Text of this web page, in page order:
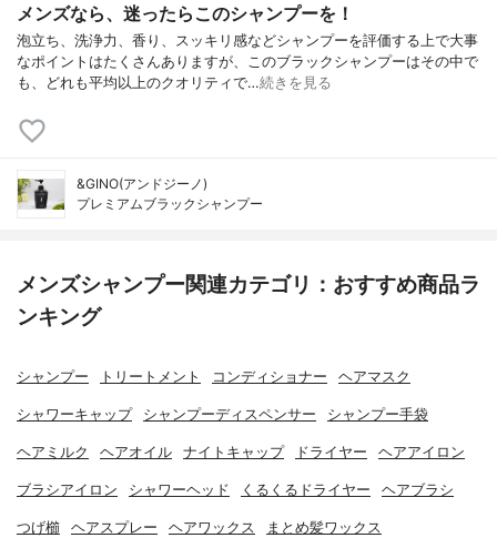
メンズなら、迷ったらこのシャンプーを！
泡立ち、洗浄力、香り、スッキリ感などシャンプーを評価する上で大事
なポイントはたくさんありますが、このブラックシャンプーはその中で
も、どれも平均以上のクオリティで…続きを見る
&GINO(アンドジーノ)
プレミアムブラックシャンプー
メンズシャンプー関連カテゴリ：おすすめ商品ラ
ンキング
シャンプー トリートメント コンディショナー ヘアマスク
シャワーキャップ シャンプーディスペンサー シャンプー手袋
ヘアミルク ヘアオイル ナイトキャップ ドライヤー ヘアアイロン
ブラシアイロン シャワーヘッド くるくるドライヤー ヘアブラシ
つげ櫛 ヘアスプレー ヘアワックス まとめ髪ワックス